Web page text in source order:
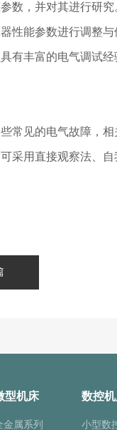
数，并对其进行研
性能参数进行调整
有丰富的电气调试
常见的电气故障，
采用直接观察法、
型机床
金属系列
数控
小型数